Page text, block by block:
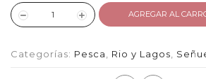
AGREGAR AL
Categorías: Pesca Rio y Lagos